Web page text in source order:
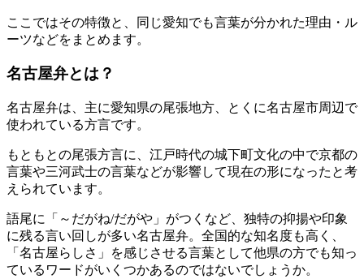
ここではその特徴と、同じ愛知でも言葉が分かれた理由・ル
ーツなどをまとめます。
名古屋弁とは？
名古屋弁は、主に愛知県の尾張地方、とくに名古屋市周辺で
使われている方言です。
もともとの尾張方言に、江戸時代の城下町文化の中で京都の
言葉や三河武士の言葉などが影響して現在の形になったと考
えられています。
語尾に「～だがね/だがや」がつくなど、独特の抑揚や印象
に残る言い回しが多い名古屋弁。全国的な知名度も高く、
「名古屋らしさ」を感じさせる言葉として他県の方でも知っ
ているワードがいくつかあるのではないでしょうか。